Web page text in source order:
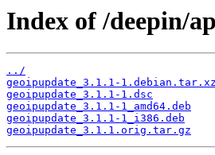
Index of /deepin/
../
geoipupdate_3.1.1-1.debian.tar.xz
geoipupdate_3.1.1-1.dsc
geoipupdate_3.1.1-1_amd64.deb
geoipupdate_3.1.1-1_i386.deb
geoipupdate_3.1.1.orig.tar.gz